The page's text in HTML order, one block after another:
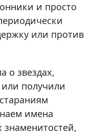
и просто
или против
о звездах,
получили
имена
знаменитостей,